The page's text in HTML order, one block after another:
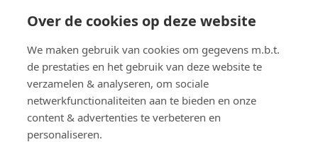
Project 2024
Project 2019
Project 2016
Microsoft PowerPoint
Powerpoint 2024
Betriebssysteme
Windows 11
Home
Professional
Over de cookies op deze website
We maken gebruik van cookies om gegevens m.b.t.
de prestaties en het gebruik van deze website te
verzamelen & analyseren, om sociale
netwerkfunctionaliteiten aan te bieden en onze
content & advertenties te verbeteren en
personaliseren.